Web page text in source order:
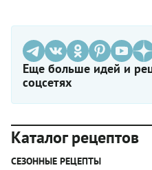
Еще больше идей и
соцсетях
Каталог рецептов
СЕЗОННЫЕ РЕЦЕПТЫ